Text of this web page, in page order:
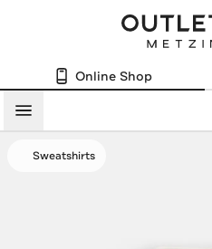
Online Shop
Menü
Sweatshirts